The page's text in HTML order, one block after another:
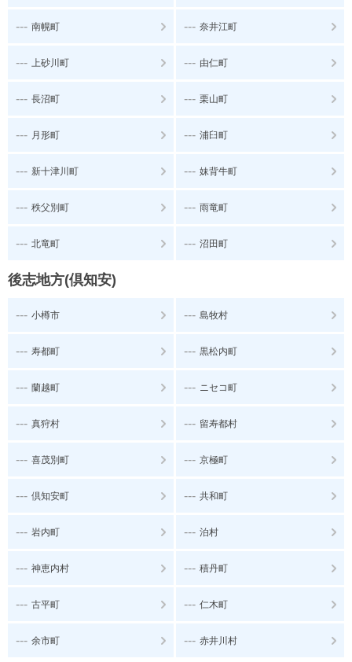
--- 南幌町 --- 奈井江町
--- 上砂川町 --- 由仁町
--- 長沼町 --- 栗山町
--- 月形町 --- 浦臼町
--- 新十津川町 --- 妹背牛町
--- 秩父別町 --- 雨竜町
--- 北竜町 --- 沼田町
後志地方(倶知安)
--- 小樽市 --- 島牧村
--- 寿都町 --- 黒松内町
--- 蘭越町 --- ニセコ町
--- 真狩村 --- 留寿都村
--- 喜茂別町 --- 京極町
--- 倶知安町 --- 共和町
--- 岩内町 --- 泊村
--- 神恵内村 --- 積丹町
--- 古平町 --- 仁木町
--- 余市町 --- 赤井川村